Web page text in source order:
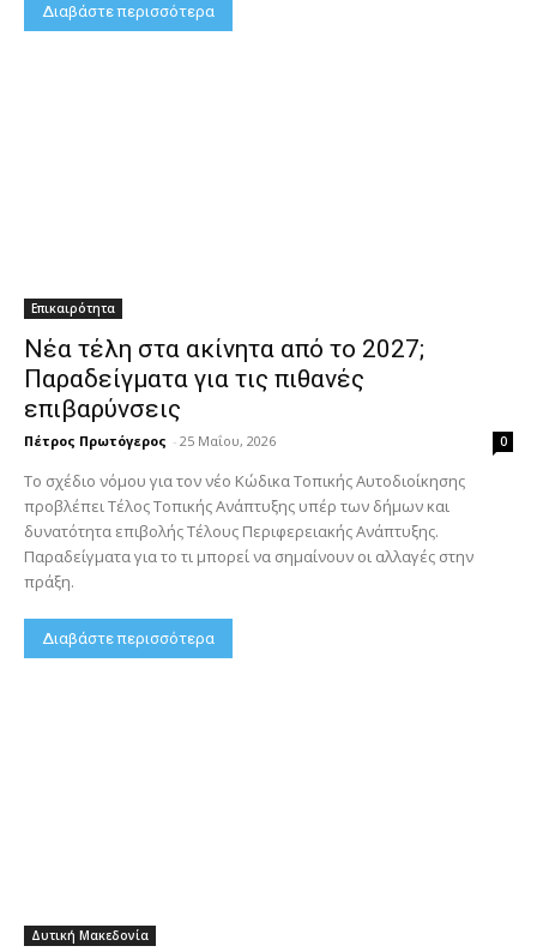
Διαβάστε περισσότερα
Επικαιρότητα
Νέα τέλη στα ακίνητα από το 2027;
Παραδείγματα για τις πιθανές
επιβαρύνσεις
Πέτρος Πρωτόγερος - 25 Μαΐου, 2026 0
Το σχέδιο νόμου για τον νέο Κώδικα Τοπικής Αυτοδιοίκησης
προβλέπει Τέλος Τοπικής Ανάπτυξης υπέρ των δήμων και
δυνατότητα επιβολής Τέλους Περιφερειακής Ανάπτυξης.
Παραδείγματα για το τι μπορεί να σημαίνουν οι αλλαγές στην
πράξη.
Διαβάστε περισσότερα
Δυτική Μακεδονία